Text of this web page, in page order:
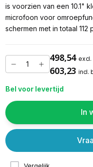
is voorzien van een 10.1"
microfoon voor
schermen met in totaal
498,54 excl.
603,23 incl.
Bel voor levertijd
In
Vergelijk